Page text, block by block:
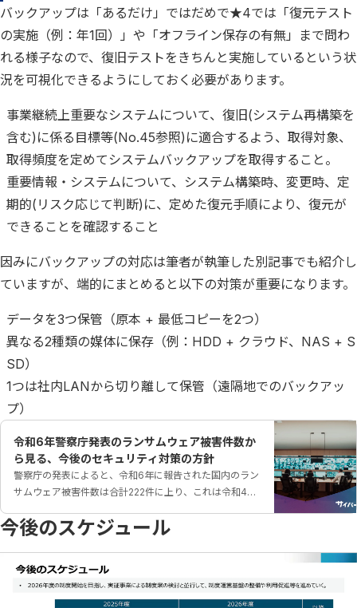
バックアップは「あるだけ」ではだめで★4では「復元テスト
の実施（例：年1回）」や「オフライン保存の有無」まで問わ
れる様子なので、復旧テストをきちんと実施しているという状
況を可視化できるようにしておく必要があります。
事業継続上重要なシステムについて、復旧(システム再構築を
含む)に係る目標等(No.45参照)に適合するよう、取得対象、
取得頻度を定めてシステムバックアップを取得すること。
重要情報・システムについて、システム構築時、変更時、定
期的(リスク応じて判断)に、定めた復元手順により、復元が
できることを確認すること
因みにバックアップの対応は筆者が執筆した別記事でも紹介し
ていますが、端的にまとめると以下の対策が重要になります。
データを3つ保管（原本 + 最低コピーを2つ）
異なる2種類の媒体に保存（例：HDD + クラウド、NAS + S
SD）
1つは社内LANから切り離して保管（遠隔地でのバックアッ
プ）
令和6年警察庁発表のランサムウェア被害件数か
ら見る、今後のセキュリティ対策の方針
警察庁の発表によると、令和6年に報告された国内のラン
サムウェア被害件数は合計222件に上り、これは令和4年
撃手法の高度化や多様化、さらには企業のセキュリティ
今後のスケジュール